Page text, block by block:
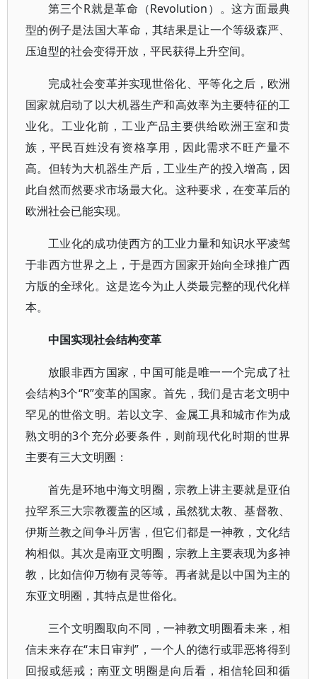
第三个R就是革命（Revolution）。这方面最典
型的例子是法国大革命，其结果是让一个等级森严、
压迫型的社会变得开放，平民获得上升空间。
完成社会变革并实现世俗化、平等化之后，欧洲
国家就启动了以大机器生产和高效率为主要特征的工
业化。工业化前，工业产品主要供给欧洲王室和贵
族，平民百姓没有资格享用，因此需求不旺产量不
高。但转为大机器生产后，工业生产的投入增高，因
此自然而然要求市场最大化。这种要求，在变革后的
欧洲社会已能实现。
工业化的成功使西方的工业力量和知识水平凌驾
于非西方世界之上，于是西方国家开始向全球推广西
方版的全球化。这是迄今为止人类最完整的现代化样
本。
中国实现社会结构变革
放眼非西方国家，中国可能是唯一一个完成了社
会结构3个“R”变革的国家。首先，我们是古老文明中
罕见的世俗文明。若以文字、金属工具和城市作为成
熟文明的3个充分必要条件，则前现代化时期的世界
主要有三大文明圈：
首先是环地中海文明圈，宗教上讲主要就是亚伯
拉罕系三大宗教覆盖的区域，虽然犹太教、基督教、
伊斯兰教之间争斗厉害，但它们都是一神教，文化结
构相似。其次是南亚文明圈，宗教上主要表现为多神
教，比如信仰万物有灵等等。再者就是以中国为主的
东亚文明圈，其特点是世俗化。
三个文明圈取向不同，一神教文明圈看未来，相
信未来存在“末日审判”，一个人的德行或罪恶将得到
回报或惩戒；南亚文明圈是向后看，相信轮回和循